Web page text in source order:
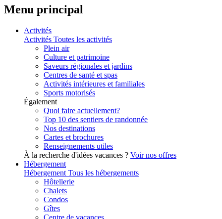
Menu principal
Activités
Activités Toutes les activités
Plein air
Culture et patrimoine
Saveurs régionales et jardins
Centres de santé et spas
Activités intérieures et familiales
Sports motorisés
Également
Quoi faire actuellement?
Top 10 des sentiers de randonnée
Nos destinations
Cartes et brochures
Renseignements utiles
À la recherche d'idées vacances ? Voir nos offres
Hébergement
Hébergement Tous les hébergements
Hôtellerie
Chalets
Condos
Gîtes
Centre de vacances